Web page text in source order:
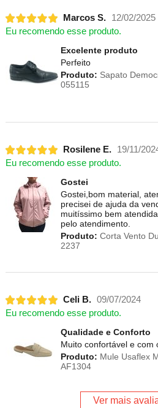
Marcos S.
12/02/2025
Eu recomendo esse produto.
Excelente produto
Perfeito
Produto: Sapato
055115
Rosilene E.
19/11/
Eu recomendo esse produto.
Gostei
Gostei,bom material,
precisei de ajuda da
muitíssimo bem
pelo atendimento.
Produto: Corta Vento
2237
Celi B. 09/07/2024
Eu recomendo esse produto.
Qualidade e Conforto
Muito confortável e com
Produto: Mule Usaflex
AF1304
Ver mais